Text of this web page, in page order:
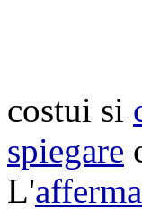
costui si
spiegare
L'